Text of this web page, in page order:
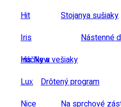
Hit
Iris
Iris New
Lux
Nice
Stojanya sušiaky
Nástenné
Háčiky a vešiaky
Drôtený program
Na sprchové